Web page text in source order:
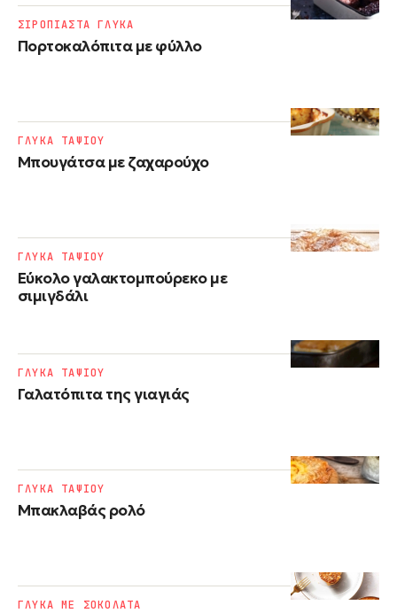
Πορτοκαλόπιτα με φύλλο
ΣΙΡΟΠΙΑΣΤΑ ΓΛΥΚΑ
Μπουγάτσα με ζαχαρούχο
ΓΛΥΚΑ ΤΑΨΙΟΥ
Εύκολο γαλακτομπούρεκο με
σιμιγδάλι
ΓΛΥΚΑ ΤΑΨΙΟΥ
Γαλατόπιτα της γιαγιάς
ΓΛΥΚΑ ΤΑΨΙΟΥ
Μπακλαβάς ρολό
ΓΛΥΚΑ ΤΑΨΙΟΥ
ΓΛΥΚΑ ΜΕ ΣΟΚΟΛΑΤΑ